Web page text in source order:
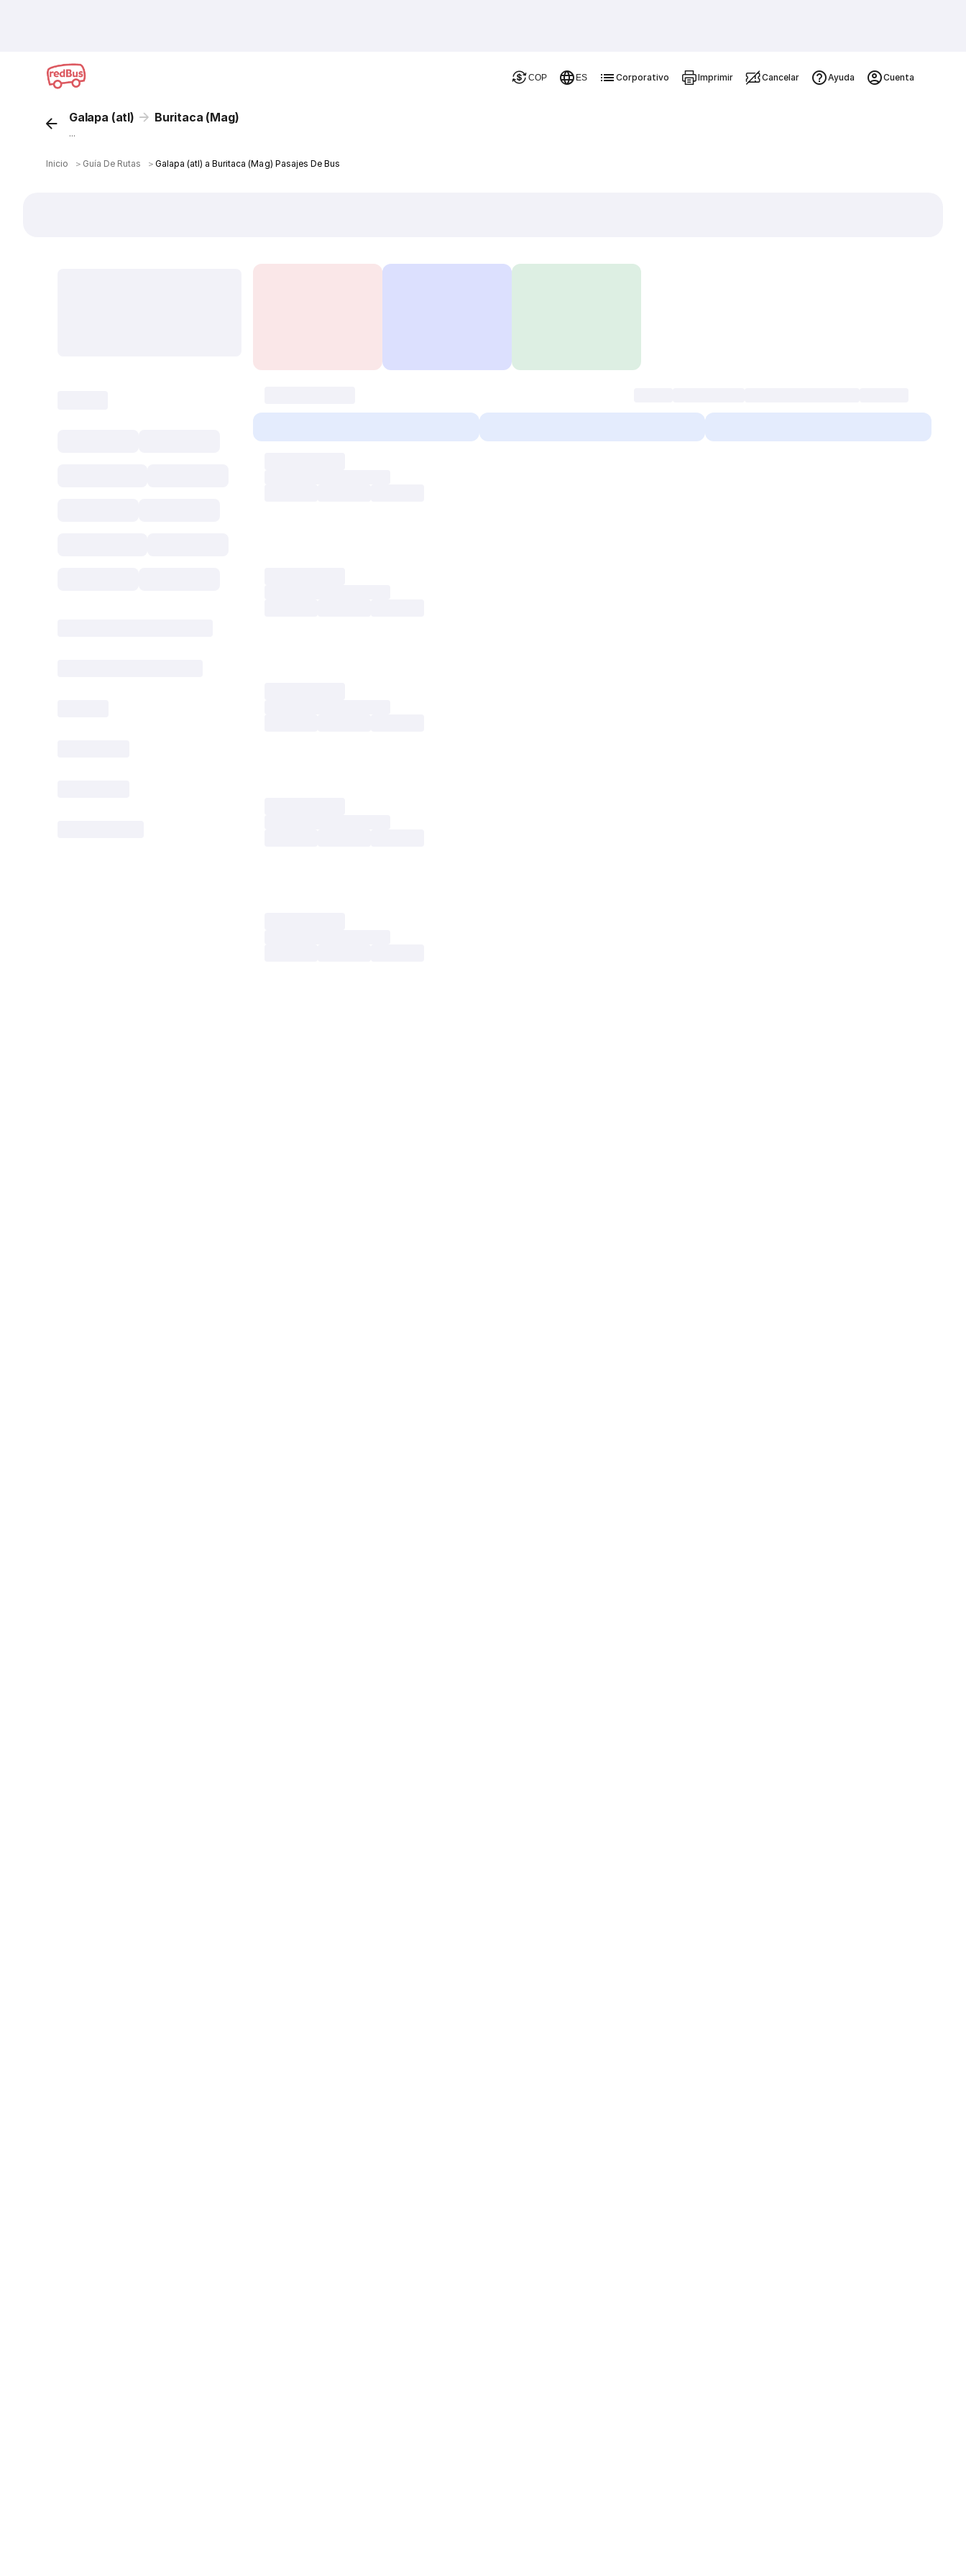
COP ES Corporativo Imprimir Cancelar Ayuda Cuenta
Galapa (atl) Buritaca (Mag)
...
Inicio ＞ Guía De Rutas ＞Galapa (atl) a Buritaca (Mag) Pasajes De Bus